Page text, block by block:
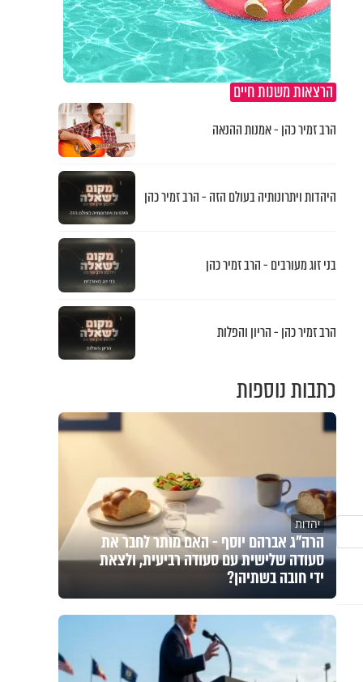
הרצאות משנות חיים
הרב זמיר כהן - אמנות ההנאה
היהדות ויתרונותיה בעולם הזה - הרב זמיר כהן
בני זוג מעורבים - הרב זמיר כהן
הרב זמיר כהן - הריון והפלות
כתבות נוספות
יהדות
הרה"ג אברהם יוסף - האם מותר לחבר את
סעודה שלישית עם סעודה רביעית, ולצאת
ידי חובה בשתיהן?